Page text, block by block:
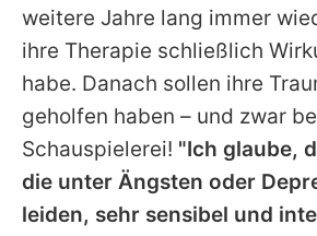
weitere Jahre lang immer
ihre Therapie schließlich
habe. Danach sollen ihre
geholfen haben – und zwar
Schauspielerei! "Ich glaube,
die unter Ängsten oder
leiden, sehr sensibel und